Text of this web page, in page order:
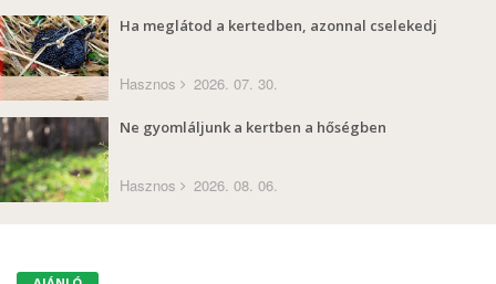
Ha meglátod a kertedben, azonnal cselekedj
Hasznos 2026. 07. 30.
Ne gyomláljunk a kertben a hőségben
Hasznos 2026. 08. 06.